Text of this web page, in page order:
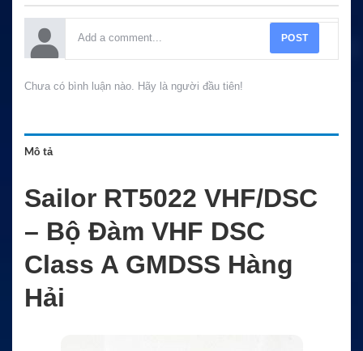
POST
Chưa có bình luận nào. Hãy là người đầu tiên!
Mô tả
Sailor RT5022 VHF/DSC
– Bộ Đàm VHF DSC
Class A GMDSS Hàng
Hải